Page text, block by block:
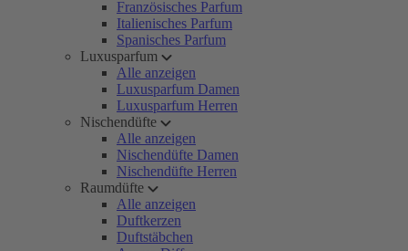
Französisches Parfum
Italienisches Parfum
Spanisches Parfum
Luxusparfum
Alle anzeigen
Luxusparfum Damen
Luxusparfum Herren
Nischendüfte
Alle anzeigen
Nischendüfte Damen
Nischendüfte Herren
Raumdüfte
Alle anzeigen
Duftkerzen
Duftstäbchen